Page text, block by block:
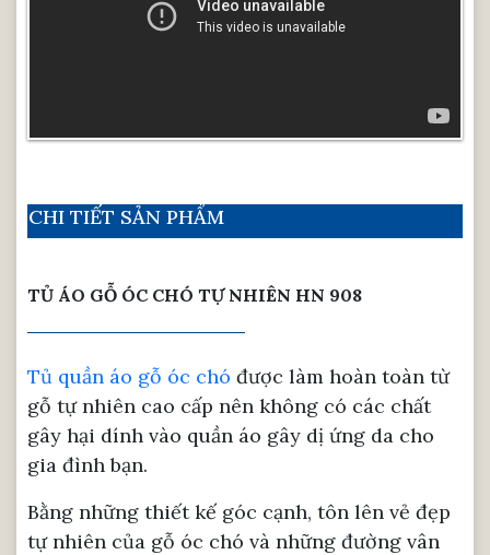
CHI TIẾT SẢN PHẨM
TỦ ÁO GỖ ÓC CHÓ TỰ NHIÊN HN 908
Tủ quần áo gỗ óc chó được làm hoàn toàn từ
gỗ tự nhiên cao cấp nên không có các chất
gây hại dính vào quần áo gây dị ứng da cho
gia đình bạn.
Bằng những thiết kế góc cạnh, tôn lên vẻ đẹp
tự nhiên của gỗ óc chó và những đường vân